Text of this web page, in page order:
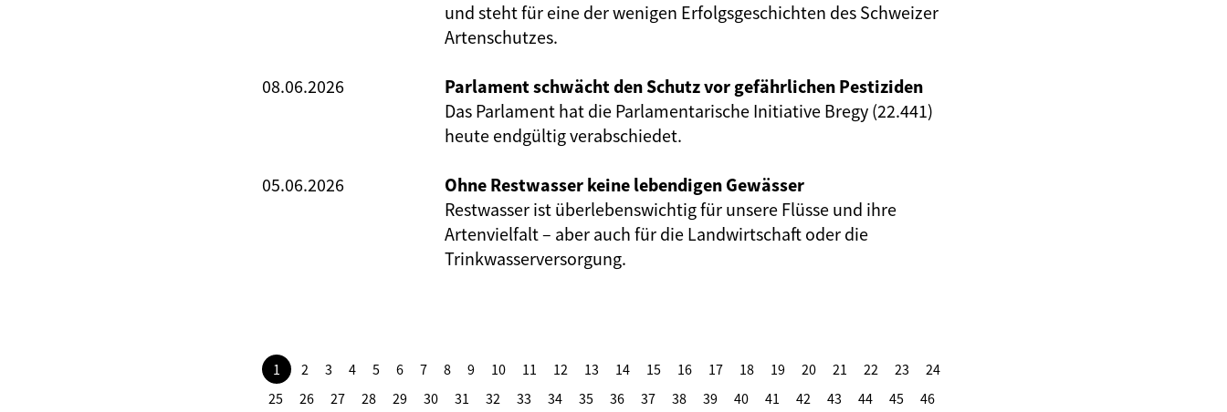
und steht für eine der wenigen Erfolgsgeschichten des Schweizer
Artenschutzes.
08.06.2026
Parlament schwächt den Schutz vor gefährlichen Pestiziden
Das Parlament hat die Parlamentarische Initiative Bregy (22.441)
heute endgültig verabschiedet.
05.06.2026
Ohne Restwasser keine lebendigen Gewässer
Restwasser ist überlebenswichtig für unsere Flüsse und ihre
Artenvielfalt – aber auch für die Landwirtschaft oder die
Trinkwasserversorgung.
1 2 3 4 5 6 7 8 9 10 11 12 13 14 15 16 17 18 19 20 21 22 23
24
25
26 27 28 29 30 31 32 33 34 35 36 37 38 39 40 41 42 43 44 45
46